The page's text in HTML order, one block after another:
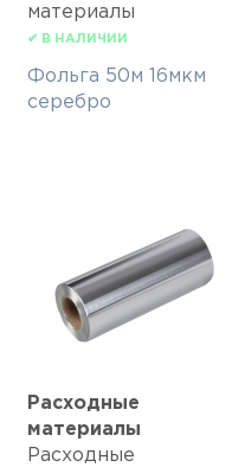
материалы
✔ В НАЛИЧИИ
Фольга 50м 16мкм
серебро
Расходные
материалы
Расходные